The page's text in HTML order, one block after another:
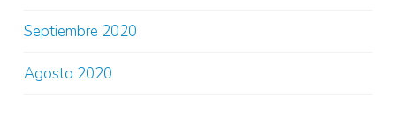
Septiembre 2020
Agosto 2020